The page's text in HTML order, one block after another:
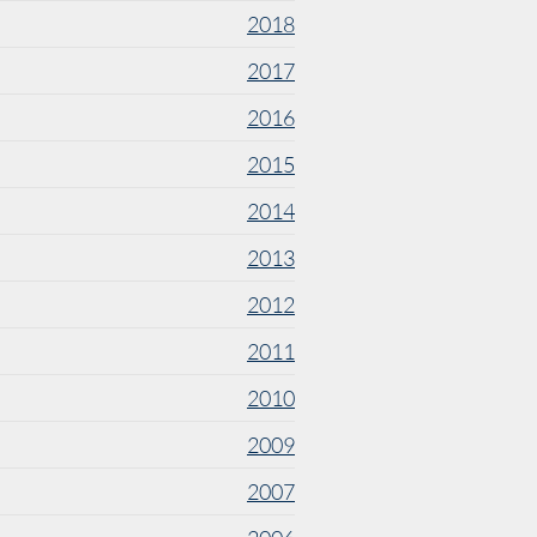
2018
2017
2016
2015
2014
2013
2012
2011
2010
2009
2007